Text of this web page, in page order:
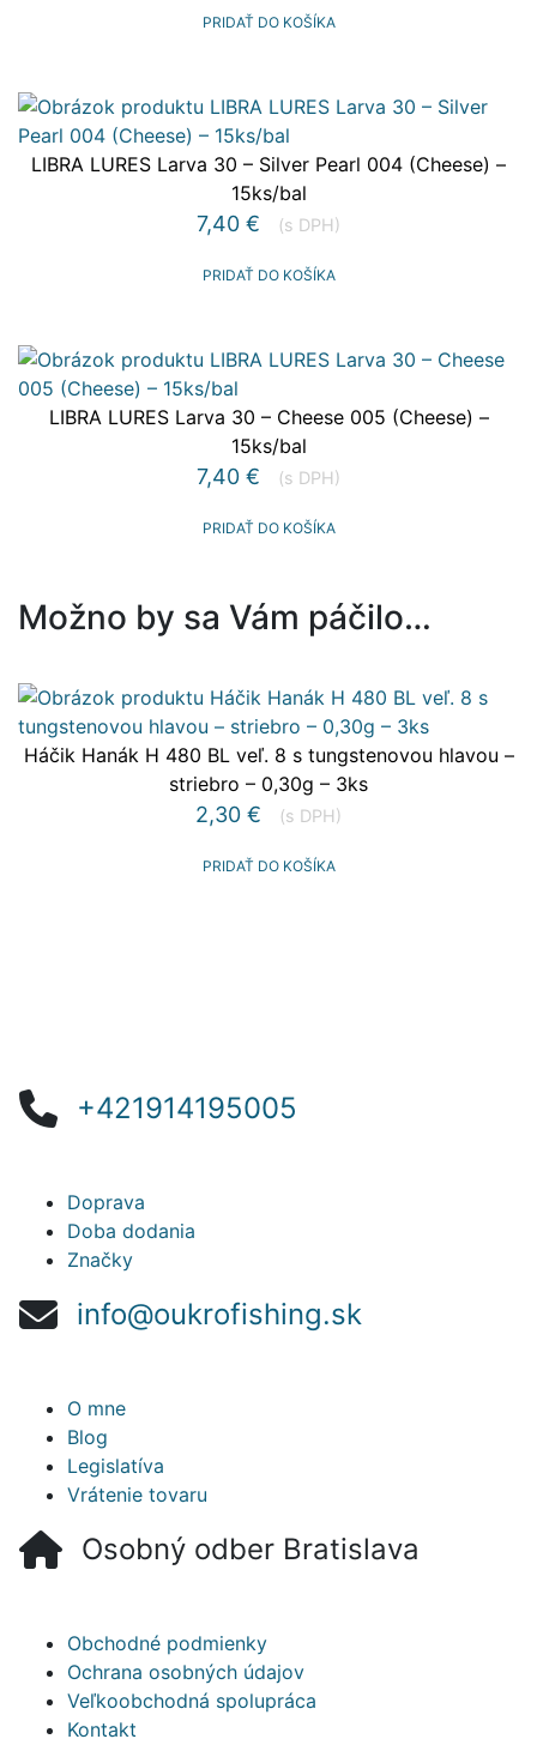
PRIDAŤ DO KOŠÍKA
LIBRA LURES Larva 30 – Silver Pearl 004 (Cheese) –
15ks/bal
7,40 € (s DPH)
PRIDAŤ DO KOŠÍKA
LIBRA LURES Larva 30 – Cheese 005 (Cheese) –
15ks/bal
7,40 € (s DPH)
PRIDAŤ DO KOŠÍKA
Možno by sa Vám páčilo…
Háčik Hanák H 480 BL veľ. 8 s tungstenovou hlavou –
striebro – 0,30g – 3ks
2,30 € (s DPH)
PRIDAŤ DO KOŠÍKA
+421914195005
Doprava
Doba dodania
Značky
info@oukrofishing.sk
O mne
Blog
Legislatíva
Vrátenie tovaru
Osobný odber Bratislava
Obchodné podmienky
Ochrana osobných údajov
Veľkoobchodná spolupráca
Kontakt